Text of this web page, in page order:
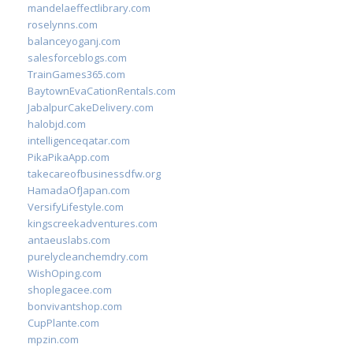
mandelaeffectlibrary.com
roselynns.com
balanceyoganj.com
salesforceblogs.com
TrainGames365.com
BaytownEvaCationRentals.com
JabalpurCakeDelivery.com
halobjd.com
intelligenceqatar.com
PikaPikaApp.com
takecareofbusinessdfw.org
HamadaOfJapan.com
VersifyLifestyle.com
kingscreekadventures.com
antaeuslabs.com
purelycleanchemdry.com
WishOping.com
shoplegacee.com
bonvivantshop.com
CupPlante.com
mpzin.com